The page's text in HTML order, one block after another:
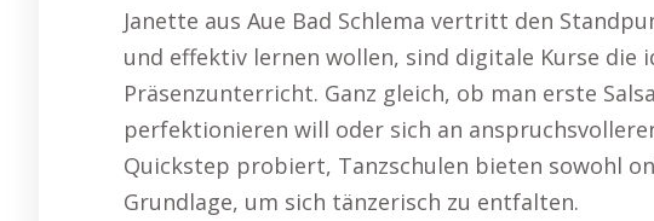
Janette aus Aue Bad Schlema vertritt den
und effektiv lernen wollen, sind digitale Kurse die
Präsenzunterricht. Ganz gleich, ob man erste
perfektionieren will oder sich an
Quickstep probiert, Tanzschulen bieten sowohl
Grundlage, um sich tänzerisch zu entfalten.